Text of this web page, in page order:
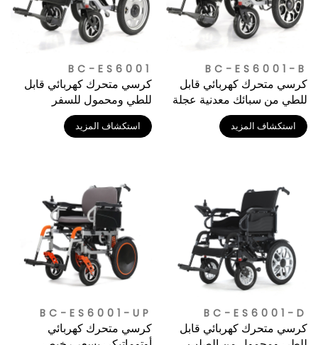
BC-ES6001-B
كرسي متحرك كهربائي قابل
للطي من سبائك معدنية عجلة
خلفية سعر الجملة الرخيص
استكشاف المزيد
BC-ES6001
كرسي متحرك كهربائي قابل
للطي ومحمول للسفر
استكشاف المزيد
BC-ES6001-D
كرسي متحرك كهربائي قابل
BC-ES6001-UP
كرسي متحرك كهربائي